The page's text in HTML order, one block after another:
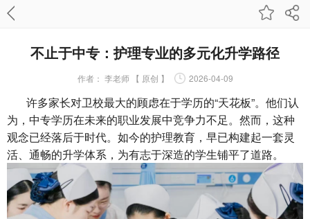
不止于中专：护理专业的多元化升学路径
作者： 李老师 【 原创 】 2026-04-09
许多家长对卫校最大的顾虑在于学历的“天花板”。他们认
为，中专学历在未来的职业发展中竞争力不足。然而，这种
观念已经落后于时代。如今的护理教育，早已构建起一套灵
活、通畅的升学体系，为有志于深造的学生铺平了道路。